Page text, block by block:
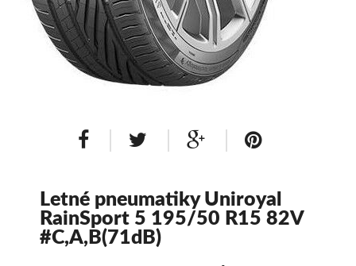
Disky
Hliníkové / ALU disky / Elektróny
Letné pneumatiky Uniroyal
RainSport 5 195/50 R15 82V
#C,A,B(71dB)